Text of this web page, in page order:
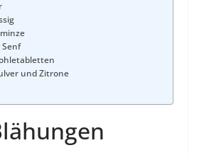
Senf
und Zitrone